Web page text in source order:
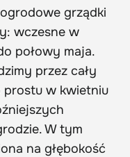
grządki
wczesne w
połowy maja.
przez cały
prostu w kwietniu
W tym
na głębokość